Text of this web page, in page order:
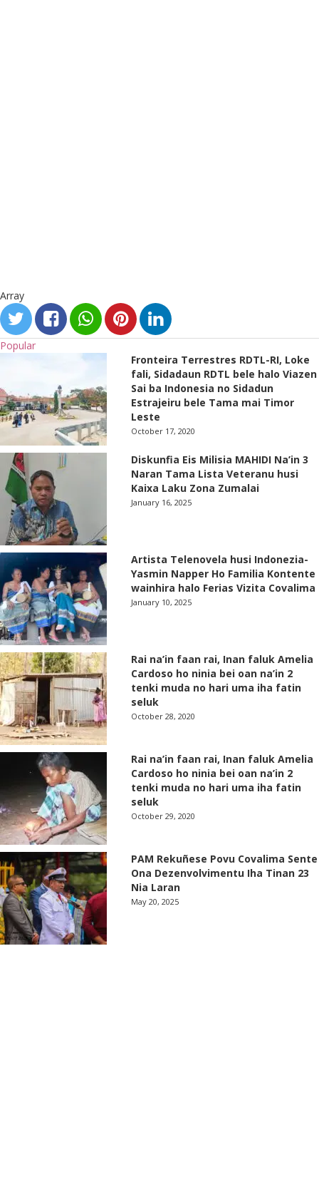
Array
Popular
Fronteira Terrestres RDTL-RI, Loke
fali, Sidadaun RDTL bele halo Viazen
Sai ba Indonesia no Sidadun
Estrajeiru bele Tama mai Timor
Leste
October 17, 2020
Diskunfia Eis Milisia MAHIDI Na’in 3
Naran Tama Lista Veteranu husi
Kaixa Laku Zona Zumalai
January 16, 2025
Artista Telenovela husi Indonezia-
Yasmin Napper Ho Familia Kontente
wainhira halo Ferias Vizita Covalima
January 10, 2025
Rai na’in faan rai, Inan faluk Amelia
Cardoso ho ninia bei oan na’in 2
tenki muda no hari uma iha fatin
seluk
October 28, 2020
Rai na’in faan rai, Inan faluk Amelia
Cardoso ho ninia bei oan na’in 2
tenki muda no hari uma iha fatin
seluk
October 29, 2020
PAM Rekuñese Povu Covalima Sente
Ona Dezenvolvimentu Iha Tinan 23
Nia Laran
May 20, 2025